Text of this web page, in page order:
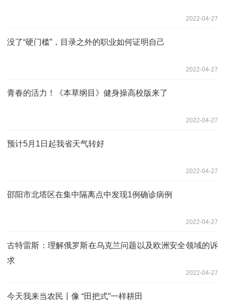
2022-04-27
没了“硬门槛”，目录之外的职业如何证明自己
2022-04-27
青春的活力！《本草纲目》健身操高校版来了
2022-04-27
预计5月1日起我省天气转好
2022-04-27
邵阳市北塔区在集中隔离点中发现1例确诊病例
2022-04-27
古特雷斯：理解俄罗斯在乌克兰问题以及欧洲安全领域的诉
求
2022-04-27
今天我来当农民丨像 “田把式”一样耕田